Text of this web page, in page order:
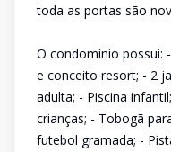
toda as portas são
O condomínio possui:
e conceito resort; - 2
adulta; - Piscina
crianças; - Tobogã
futebol gramada; -